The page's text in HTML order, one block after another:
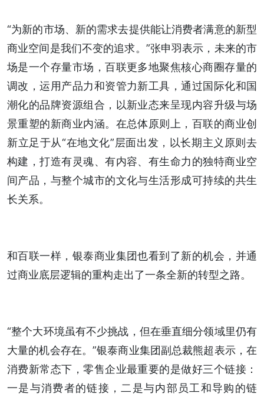
“为新的市场、新的需求去提供能让消费者满意的新型
商业空间是我们不变的追求。”张申羽表示，未来的市
场是一个存量市场，百联更多地聚焦核心商圈存量的
调改，运用产品力和资管力新工具，通过国际化和国
潮化的品牌资源组合，以新业态来呈现内容升级与场
景重塑的新商业内涵。在总体原则上，百联的商业创
新立足于从“在地文化”层面出发，以长期主义原则去
构建，打造有灵魂、有内容、有生命力的独特商业空
间产品，与整个城市的文化与生活形成可持续的共生
长关系。
和百联一样，银泰商业集团也看到了新的机会，并通
过商业底层逻辑的重构走出了一条全新的转型之路。
“整个大环境虽有不少挑战，但在垂直细分领域里仍有
大量的机会存在。”银泰商业集团副总裁熊超表示，在
消费新常态下，零售企业最重要的是做好三个链接：
一是与消费者的链接，二是与内部员工和导购的链